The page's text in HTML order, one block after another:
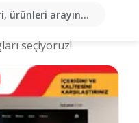
ürünleri arayın...
ve
seçiyoruz!